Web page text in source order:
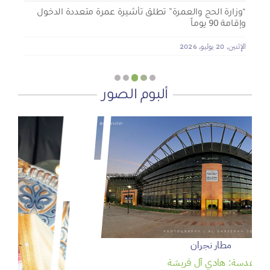
“وزارة الحج والعمرة” تطلق تأشيرة عمرة متعددة الدخول
وإقامة 90 يوماً
الإثنين, 20 يوليو, 2026
ألبوم الصور